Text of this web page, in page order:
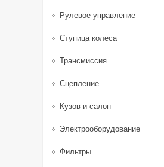
Рулевое управление
Ступица колеса
Трансмиссия
Сцепление
Кузов и салон
Электрооборудование
Фильтры